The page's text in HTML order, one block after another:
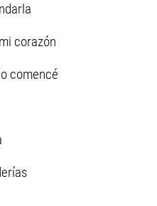
corazón
comencé